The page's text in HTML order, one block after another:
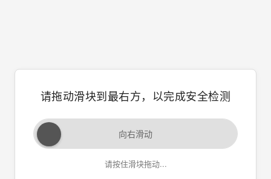
请拖动滑块到最右方，以完成安全检测
向右滑动
请按住滑块拖动...